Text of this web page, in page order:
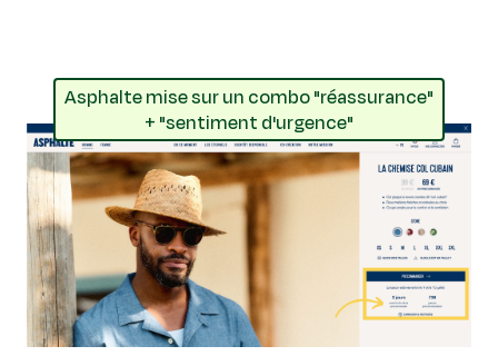
Asphalte mise sur un combo "réassurance"
+ "sentiment d'urgence"